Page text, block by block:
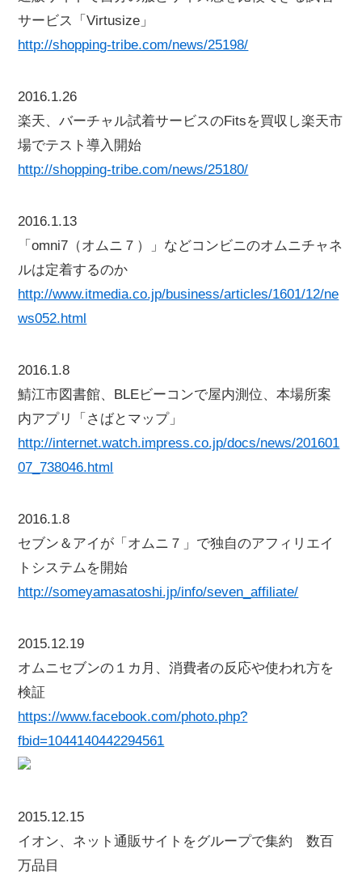
サービス「Virtusize」
http://shopping-tribe.com/news/25198/
2016.1.26
楽天、バーチャル試着サービスのFitsを買収し楽天市
場でテスト導入開始
http://shopping-tribe.com/news/25180/
2016.1.13
「omni7（オムニ７）」などコンビニのオムニチャネ
ルは定着するのか
http://www.itmedia.co.jp/business/articles/1601/12/ne
ws052.html
2016.1.8
鯖江市図書館、BLEビーコンで屋内測位、本場所案
内アプリ「さばとマップ」
http://internet.watch.impress.co.jp/docs/news/201601
07_738046.html
2016.1.8
セブン＆アイが「オムニ７」で独自のアフィリエイ
トシステムを開始
http://someyamasatoshi.jp/info/seven_affiliate/
2015.12.19
オムニセブンの１カ月、消費者の反応や使われ方を
検証
https://www.facebook.com/photo.php?
fbid=1044140442294561
2015.12.15
イオン、ネット通販サイトをグループで集約 数百
万品目